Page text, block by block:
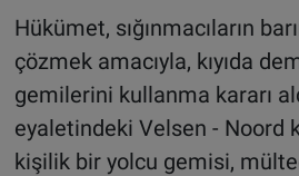
Hükümet, sığınmacıların
çözmek amacıyla, kıyıda
gemilerini kullanma kararı
eyaletindeki Velsen - Noord
kişilik bir yolcu gemisi,